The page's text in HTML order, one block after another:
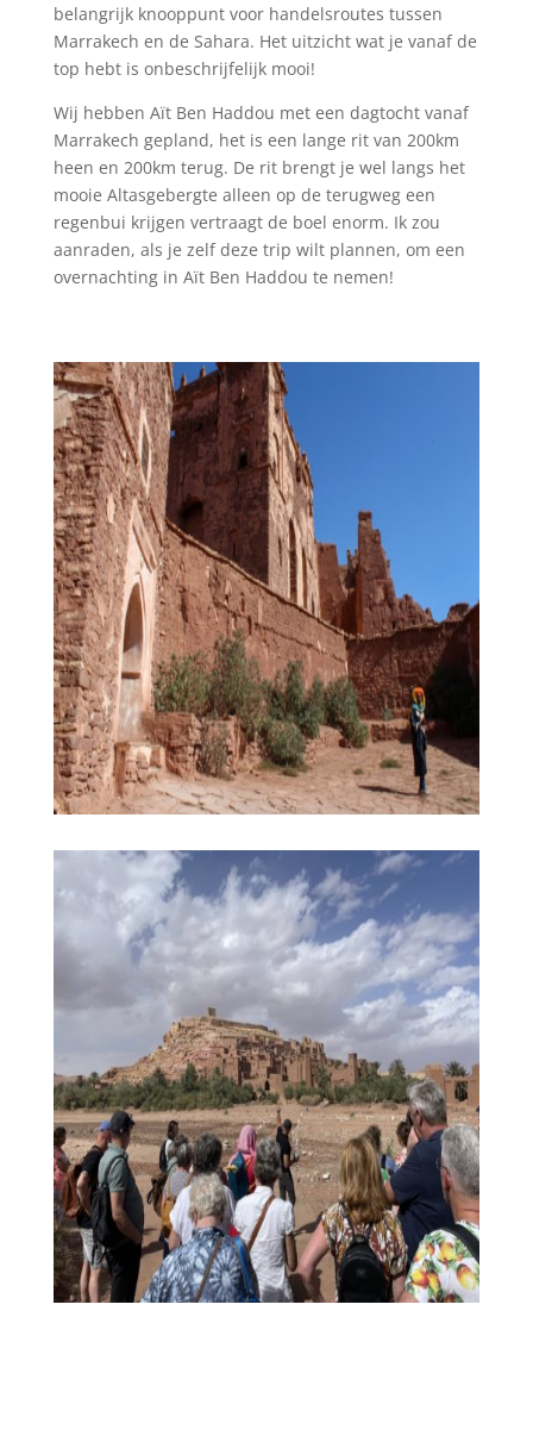
belangrijk knooppunt voor handelsroutes tussen
Marrakech en de Sahara. Het uitzicht wat je vanaf de
top hebt is onbeschrijfelijk mooi!
Wij hebben Aït Ben Haddou met een dagtocht vanaf
Marrakech gepland, het is een lange rit van 200km
heen en 200km terug. De rit brengt je wel langs het
mooie Altasgebergte alleen op de terugweg een
regenbui krijgen vertraagt de boel enorm. Ik zou
aanraden, als je zelf deze trip wilt plannen, om een
overnachting in Aït Ben Haddou te nemen!